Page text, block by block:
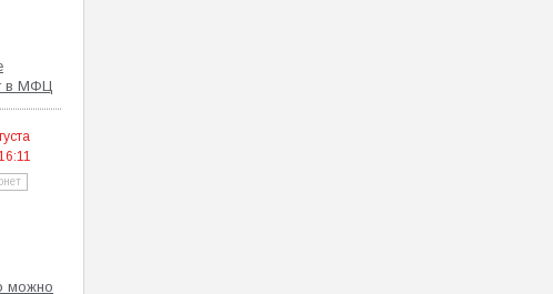
в МФЦ
можно